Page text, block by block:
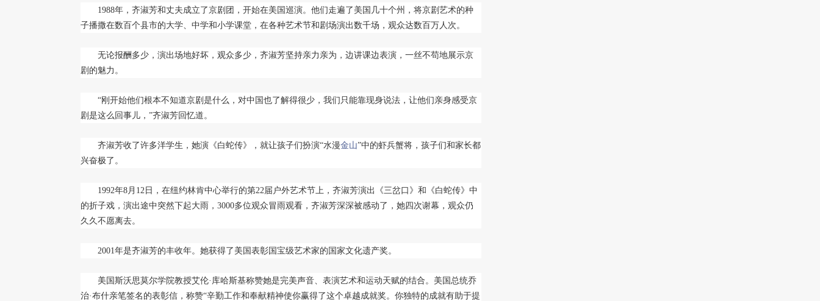
1988年，齐淑芳和丈夫成立了京剧团，开始在美国巡演。他们走遍了美国几十个州，将京剧艺术的种
子播撒在数百个县市的大学、中学和小学课堂，在各种艺术节和剧场演出数千场，观众达数百万人次。
无论报酬多少，演出场地好坏，观众多少，齐淑芳坚持亲力亲为，边讲课边表演，一丝不苟地展示京
剧的魅力。
“刚开始他们根本不知道京剧是什么，对中国也了解得很少，我们只能靠现身说法，让他们亲身感受京
剧是这么回事儿，”齐淑芳回忆道。
齐淑芳收了许多洋学生，她演《白蛇传》，就让孩子们扮演“水漫金山”中的虾兵蟹将，孩子们和家长都
兴奋极了。
1992年8月12日，在纽约林肯中心举行的第22届户外艺术节上，齐淑芳演出《三岔口》和《白蛇传》中
的折子戏，演出途中突然下起大雨，3000多位观众冒雨观看，齐淑芳深深被感动了，她四次谢幕，观众仍
久久不愿离去。
2001年是齐淑芳的丰收年。她获得了美国表彰国宝级艺术家的国家文化遗产奖。
美国斯沃思莫尔学院教授艾伦·库哈斯基称赞她是完美声音、表演艺术和运动天赋的结合。美国总统乔
治·布什亲笔签名的表彰信，称赞“辛勤工作和奉献精神使你赢得了这个卓越成就奖。你独特的成就有助于提